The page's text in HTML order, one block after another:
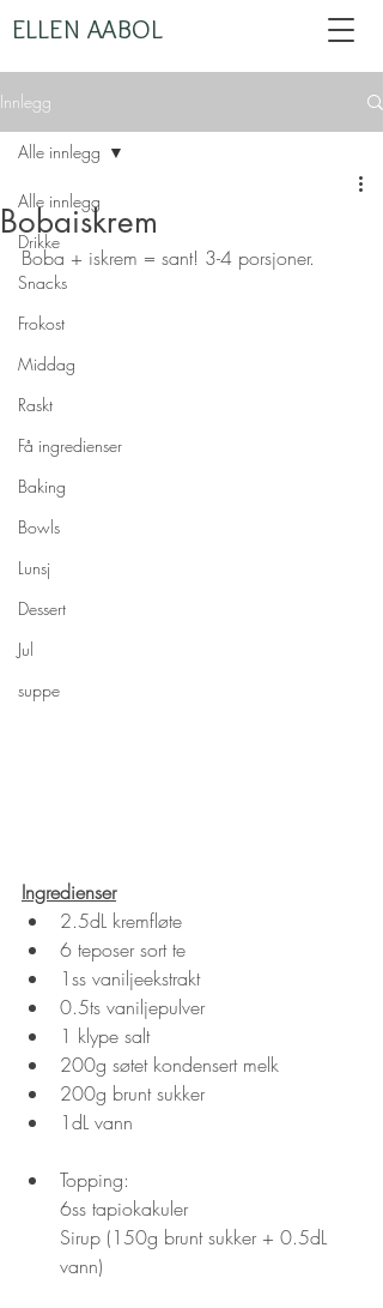
ELLEN AABOL
Innlegg
Alle innlegg
Drikke
Snacks
Frokost
Middag
Raskt
Få ingredienser
Baking
Bowls
Lunsj
Dessert
Jul
suppe
Alle innlegg
Bobaiskrem
Boba + iskrem = sant! 3-4 porsjoner.
Ingredienser
2.5dL kremfløte
6 teposer sort te
1ss vaniljeekstrakt
0.5ts vaniljepulver
1 klype salt
200g søtet kondensert melk
200g brunt sukker
1dL vann
Topping:
6ss tapiokakuler
Sirup (150g brunt sukker + 0.5dL
vann)